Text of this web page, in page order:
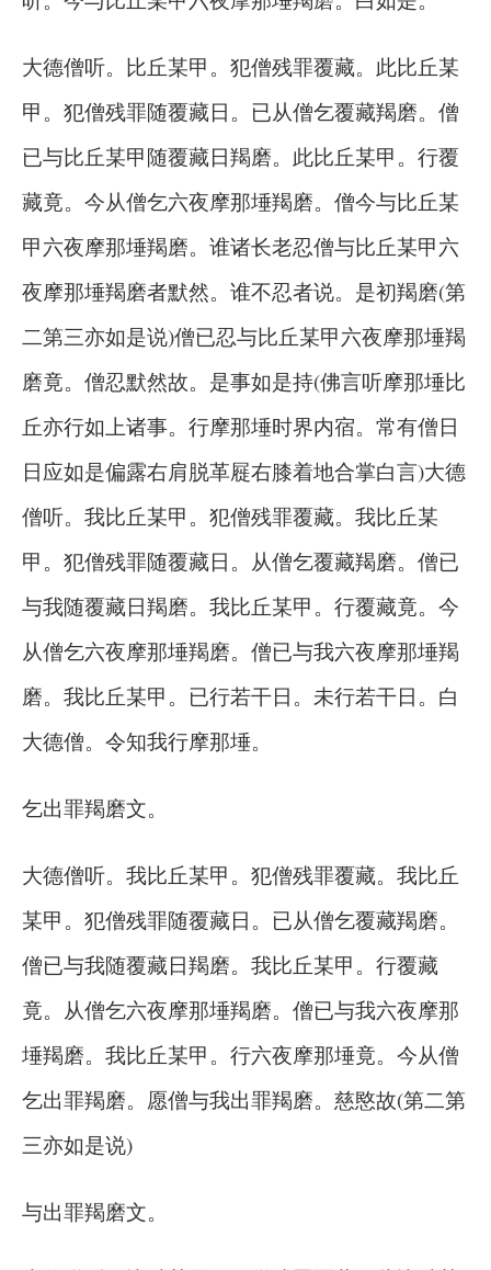
大德僧听。比丘某甲。犯僧残罪覆藏。此比丘某
甲。犯僧残罪随覆藏日。已从僧乞覆藏羯磨。僧
已与比丘某甲随覆藏日羯磨。此比丘某甲。行覆
藏竟。今从僧乞六夜摩那埵羯磨。僧今与比丘某
甲六夜摩那埵羯磨。谁诸长老忍僧与比丘某甲六
夜摩那埵羯磨者默然。谁不忍者说。是初羯磨(第
二第三亦如是说)僧已忍与比丘某甲六夜摩那埵羯
磨竟。僧忍默然故。是事如是持(佛言听摩那埵比
丘亦行如上诸事。行摩那埵时界内宿。常有僧日
日应如是偏露右肩脱革屣右膝着地合掌白言)大德
僧听。我比丘某甲。犯僧残罪覆藏。我比丘某
甲。犯僧残罪随覆藏日。从僧乞覆藏羯磨。僧已
与我随覆藏日羯磨。我比丘某甲。行覆藏竟。今
从僧乞六夜摩那埵羯磨。僧已与我六夜摩那埵羯
磨。我比丘某甲。已行若干日。未行若干日。白
大德僧。令知我行摩那埵。
乞出罪羯磨文。
大德僧听。我比丘某甲。犯僧残罪覆藏。我比丘
某甲。犯僧残罪随覆藏日。已从僧乞覆藏羯磨。
僧已与我随覆藏日羯磨。我比丘某甲。行覆藏
竟。从僧乞六夜摩那埵羯磨。僧已与我六夜摩那
埵羯磨。我比丘某甲。行六夜摩那埵竟。今从僧
乞出罪羯磨。愿僧与我出罪羯磨。慈愍故(第二第
三亦如是说)
与出罪羯磨文。